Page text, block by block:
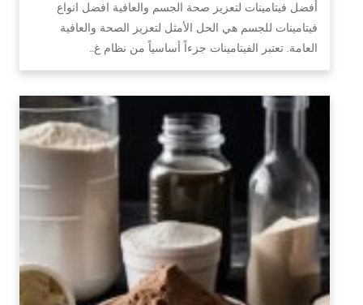
أفضل فيتامينات لتعزيز صحة الجسم والعافية افضل انواع
فيتامينات للجسم هي الحل الأمثل لتعزيز الصحة والعافية
العامة. تعتبر الفيتامينات جزءاً أساسياً من نظام غ…